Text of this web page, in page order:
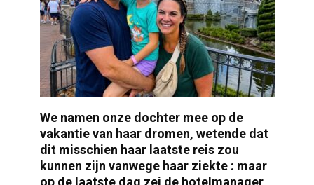
We namen onze dochter mee op de
vakantie van haar dromen, wetende dat
dit misschien haar laatste reis zou
kunnen zijn vanwege haar ziekte : maar
op de laatste dag zei de hotelmanager